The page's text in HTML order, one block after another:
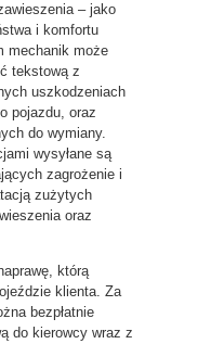
– jako
i komfortu
mechanik może
tekstową z
uszkodzeniach
pojazdu, oraz
do wymiany.
wysyłane są
zagrożenie i
zużytych
oraz
którą
klienta. Za
bezpłatnie
do kierowcy wraz z